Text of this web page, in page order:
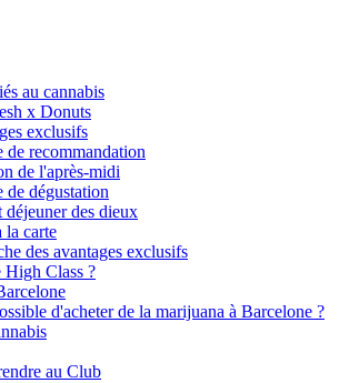
au cannabis
x Donuts
exclusifs
de recommandation
de l'après-midi
de dégustation
déjeuner des dieux
la carte
des avantages exclusifs
Class ?
d'acheter de la marijuana à Barcelone ?
au Club